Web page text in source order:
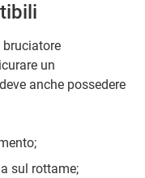
bruciatore
un
anche possedere
sul rottame;